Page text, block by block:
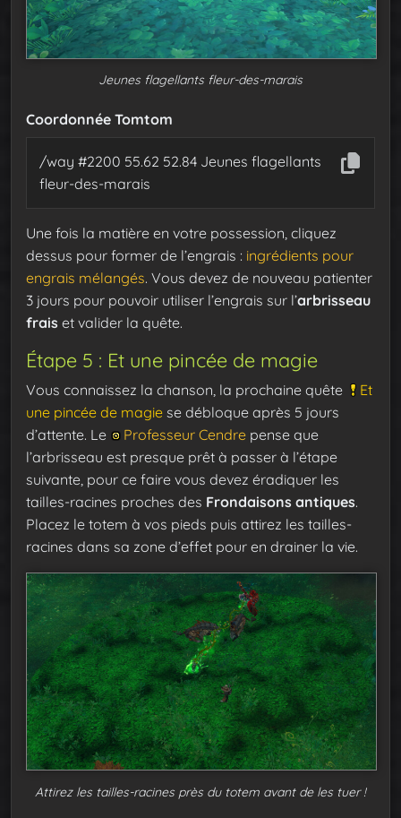
Jeunes flagellants fleur-des-marais
Coordonnée Tomtom
/way #2200 55.62 52.84 Jeunes flagellants
fleur-des-marais
Une fois la matière en votre possession, cliquez
dessus pour former de l’engrais : ingrédients pour
engrais mélangés. Vous devez de nouveau patienter
3 jours pour pouvoir utiliser l’engrais sur l’arbrisseau
frais et valider la quête.
Étape 5 : Et une pincée de magie
Vous connaissez la chanson, la prochaine quête
Et
une pincée de magie se débloque après 5 jours
d’attente. Le
Professeur Cendre pense que
l’arbrisseau est presque prêt à passer à l’étape
suivante, pour ce faire vous devez éradiquer les
tailles-racines proches des Frondaisons antiques.
Placez le totem à vos pieds puis attirez les tailles-
racines dans sa zone d’effet pour en drainer la vie.
Attirez les tailles-racines près du totem avant de les tuer !